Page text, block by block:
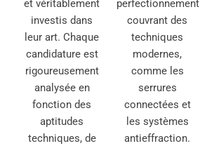
et véritablement
investis dans
leur art. Chaque
candidature est
rigoureusement
analysée en
fonction des
aptitudes
techniques, de
perfectionnement
couvrant des
techniques
modernes,
comme les
serrures
connectées et
les systèmes
antieffraction.